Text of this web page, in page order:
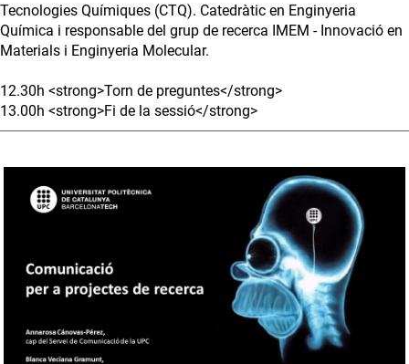
Tecnologies Químiques (CTQ). Catedràtic en Enginyeria
Química i responsable del grup de recerca IMEM - Innovació en
Materials i Enginyeria Molecular.
12.30h <strong>Torn de preguntes</strong>
13.00h <strong>Fi de la sessió</strong>